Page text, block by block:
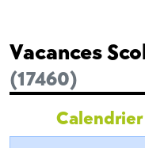
Vacances
(17460)